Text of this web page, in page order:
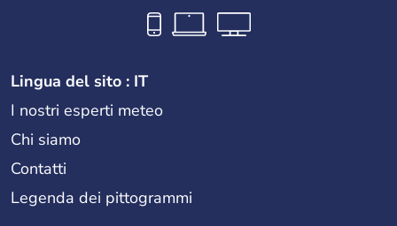
Lingua del sito : IT
I nostri esperti meteo
Chi siamo
Contatti
Legenda dei pittogrammi